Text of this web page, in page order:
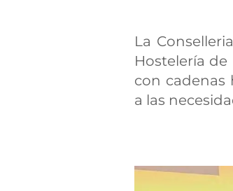
La
Hostelería
con cadenas
a las